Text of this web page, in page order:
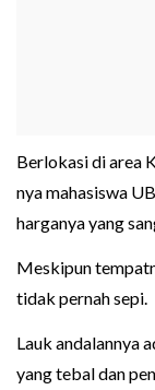
Berlokasi di area
nya mahasiswa
harganya yang
Meskipun
tidak pernah sepi.
Lauk andalannya
yang tebal dan